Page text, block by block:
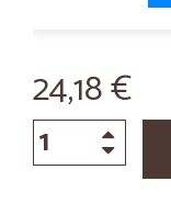
24,18 €